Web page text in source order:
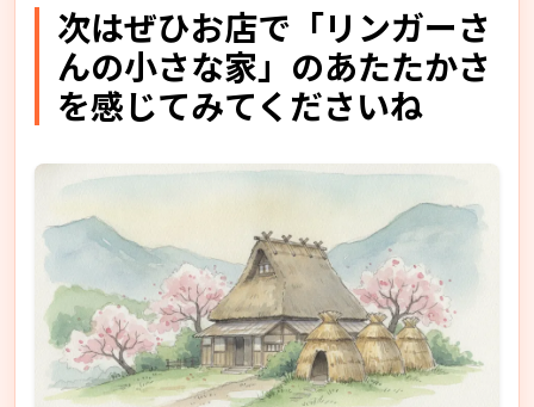
次はぜひお店で「リンガーさ
んの小さな家」のあたたかさ
を感じてみてくださいね